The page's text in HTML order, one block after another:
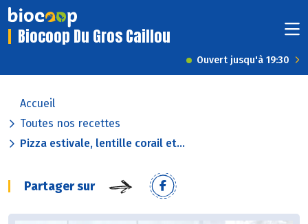
Biocoop Du Gros Caillou
Ouvert jusqu'à 19:30
Accueil
Toutes nos recettes
Pizza estivale, lentille corail et...
Partager sur